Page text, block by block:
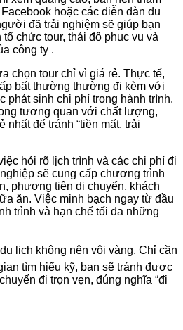
hoặc các diễn đàn du
đã trải nghiệm sẽ giúp bạn
chức tour, thái độ phục vụ và
công ty .
chọn tour chỉ vì giá rẻ. Thực tế,
bất thường thường đi kèm với
phát sinh chi phí trong hành trình.
tương quan với chất lượng,
để tránh “tiền mất, trải
hỏi rõ lịch trình và các chi phí đi
sẽ cung cấp chương trình
phương tiện di chuyển, khách
ăn. Việc minh bạch ngay từ đầu
trình và hạn chế tối đa những
lịch không nên vội vàng. Chỉ cần
tìm hiểu kỹ, bạn sẽ tránh được
đi trọn vẹn, đúng nghĩa “đi